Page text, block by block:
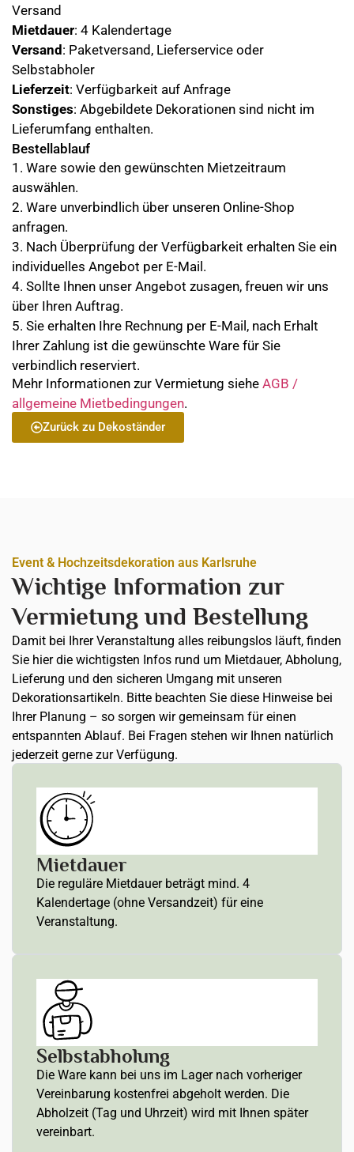
Versand
Mietdauer: 4 Kalendertage
Versand : Paketversand, Lieferservice oder
Selbstabholer
Lieferzeit: Verfügbarkeit auf Anfrage
Sonstiges: Abgebildete Dekorationen sind nicht im
Lieferumfang enthalten.
Bestellablauf
1. Ware sowie den gewünschten Mietzeitraum
auswählen.
2. Ware unverbindlich über unseren Online-Shop
anfragen.
3. Nach Überprüfung der Verfügbarkeit erhalten Sie ein
individuelles Angebot per E-Mail.
4. Sollte Ihnen unser Angebot zusagen, freuen wir uns
über Ihren Auftrag.
5. Sie erhalten Ihre Rechnung per E-Mail, nach Erhalt
Ihrer Zahlung ist die gewünschte Ware für Sie
verbindlich reserviert.
Mehr Informationen zur Vermietung siehe AGB /
allgemeine Mietbedingungen.
Zurück zu Dekoständer
Event & Hochzeitsdekoration aus Karlsruhe
Wichtige Information zur
Vermietung und Bestellung
Damit bei Ihrer Veranstaltung alles reibungslos läuft, finden
Sie hier die wichtigsten Infos rund um Mietdauer, Abholung,
Lieferung und den sicheren Umgang mit unseren
Dekorationsartikeln. Bitte beachten Sie diese Hinweise bei
Ihrer Planung – so sorgen wir gemeinsam für einen
entspannten Ablauf. Bei Fragen stehen wir Ihnen natürlich
jederzeit gerne zur Verfügung.
Mietdauer
Die reguläre Mietdauer beträgt mind. 4
Kalendertage (ohne Versandzeit) für eine
Veranstaltung.
Selbstabholung
Die Ware kann bei uns im Lager nach vorheriger
Vereinbarung kostenfrei abgeholt werden. Die
Abholzeit (Tag und Uhrzeit) wird mit Ihnen später
vereinbart.